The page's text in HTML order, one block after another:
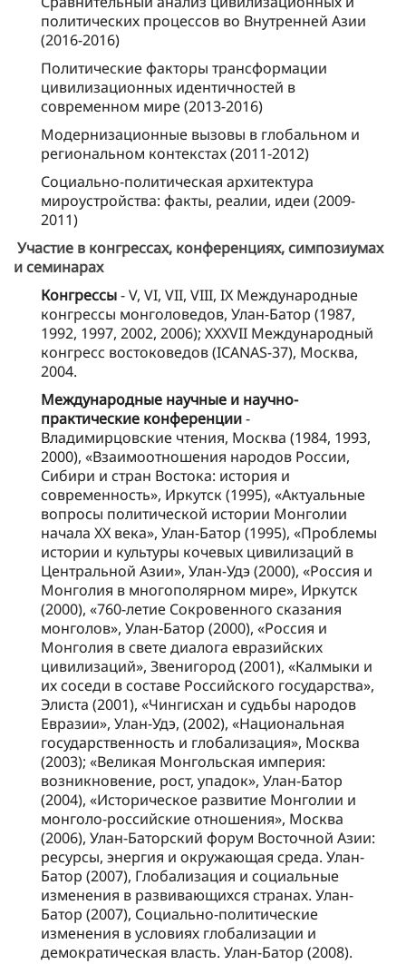
политических процессов во Внутренней Азии
(2016-2016)
Политические факторы трансформации
цивилизационных идентичностей в
современном мире (2013-2016)
Модернизационные вызовы в глобальном и
региональном контекстах (2011-2012)
Социально-политическая архитектура
мироустройства: факты, реалии, идеи (2009-
2011)
Участие в конгрессах, конференциях, симпозиумах
и семинарах
Конгрессы- V, VI, VII, VIII, IX Международные
конгрессы монголоведов, Улан-Батор (1987,
1992, 1997, 2002, 2006); XXXVII Международный
конгресс востоковедов (ICANAS-37), Москва,
2004.
Международные научные и научно-
практические конференции-
Владимирцовские чтения, Москва (1984, 1993,
2000), «Взаимоотношения народов России,
Сибири и стран Востока: история и
современность», Иркутск (1995), «Актуальные
вопросы политической истории Монголии
начала ХХ века», Улан-Батор (1995), «Проблемы
истории и культуры кочевых цивилизаций в
Центральной Азии», Улан-Удэ (2000), «Россия и
Монголия в многополярном мире», Иркутск
(2000), «760-летие Сокровенного сказания
монголов», Улан-Батор (2000), «Россия и
Монголия в свете диалога евразийских
цивилизаций», Звенигород (2001), «Калмыки и
их соседи в составе Российского государства»,
Элиста (2001), «Чингисхан и судьбы народов
Евразии», Улан-Удэ, (2002), «Национальная
государственность и глобализация», Москва
(2003); «Великая Монгольская империя:
возникновение, рост, упадок», Улан-Батор
(2004), «Историческое развитие Монголии и
монголо-российские отношения», Москва
(2006), Улан-Баторский форум Восточной Азии:
ресурсы, энергия и окружающая среда. Улан-
Батор (2007), Глобализация и социальные
изменения в развивающихся странах. Улан-
Батор (2007), Социально-политические
изменения в условиях глобализации и
демократическая власть. Улан-Батор (2008).